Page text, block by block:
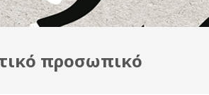
προσωπικό